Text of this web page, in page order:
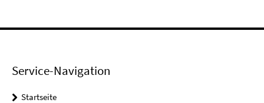
Service-Navigation
Startseite